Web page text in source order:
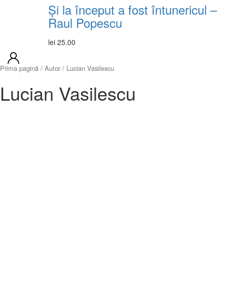
Și la început a fost întunericul –
Raul Popescu
lei 25.00
Prima pagină / Autor / Lucian Vasilescu
Lucian Vasilescu